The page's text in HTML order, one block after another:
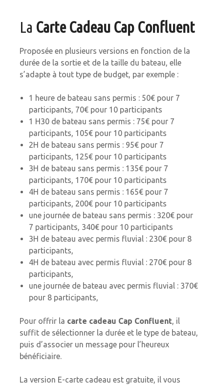
La Carte Cadeau Cap Confluent
Proposée en plusieurs versions en fonction de la
durée de la sortie et de la taille du bateau, elle
s’adapte à tout type de budget, par exemple :
1 heure de bateau sans permis : 50€ pour 7
participants, 70€ pour 10 participants
1 H30 de bateau sans permis : 75€ pour 7
participants, 105€ pour 10 participants
2H de bateau sans permis : 95€ pour 7
participants, 125€ pour 10 participants
3H de bateau sans permis : 135€ pour 7
participants, 170€ pour 10 participants
4H de bateau sans permis : 165€ pour 7
participants, 200€ pour 10 participants
une journée de bateau sans permis : 320€ pour
7 participants, 340€ pour 10 participants
3H de bateau avec permis fluvial : 230€ pour 8
participants,
4H de bateau avec permis fluvial : 270€ pour 8
participants,
une journée de bateau avec permis fluvial : 370€
pour 8 participants,
Pour offrir la carte cadeau Cap Confluent, il
suffit de sélectionner la durée et le type de bateau,
puis d’associer un message pour l’heureux
bénéficiaire.
La version E-carte cadeau est gratuite, il vous